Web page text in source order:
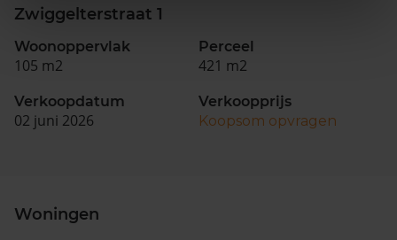
Zwiggelterstraat 1
Woonoppervlak
105 m2
Perceel
421 m2
Verkoopdatum
02 juni 2026
Verkoopprijs
Koopsom opvragen
Woningen